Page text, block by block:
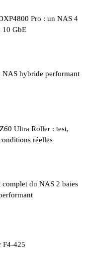
Pro : un NAS 4
10 GbE
NAS hybride performant
Ultra Roller : test,
réelles
du NAS 2 baies
F4-425